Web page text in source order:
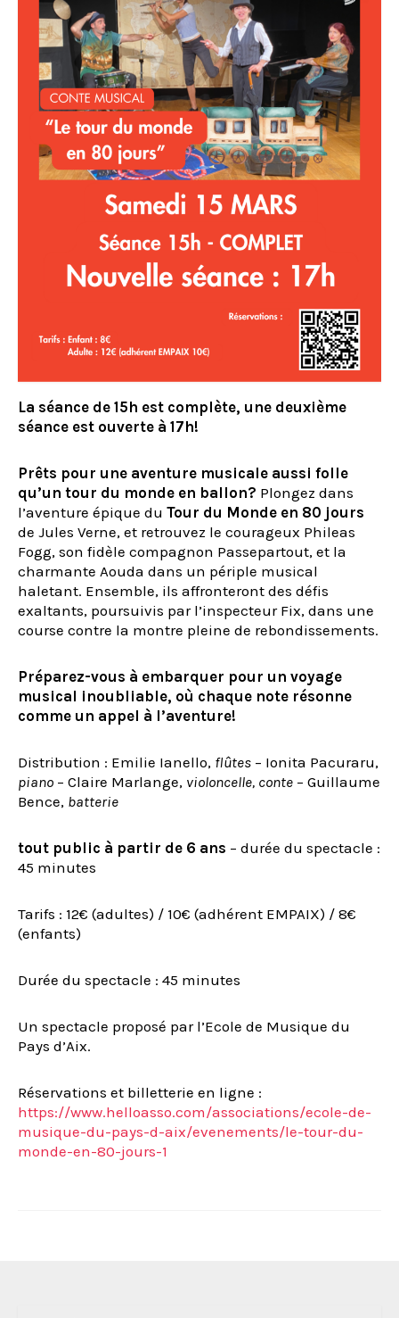
La séance de 15h est complète, une deuxième
séance est ouverte à 17h!
Prêts pour une aventure musicale aussi folle
qu’un tour du monde en ballon? Plongez dans
l’aventure épique du Tour du Monde en 80 jours
de Jules Verne, et retrouvez le courageux Phileas
Fogg, son fidèle compagnon Passepartout, et la
charmante Aouda dans un périple musical
haletant. Ensemble, ils affronteront des défis
exaltants, poursuivis par l’inspecteur Fix, dans une
course contre la montre pleine de rebondissements.
Préparez-vous à embarquer pour un voyage
musical inoubliable, où chaque note résonne
comme un appel à l’aventure!
Distribution : Emilie Ianello, flûtes – Ionita Pacuraru,
piano – Claire Marlange, violoncelle, conte – Guillaume
Bence, batterie
tout public à partir de 6 ans – durée du spectacle :
45 minutes
Tarifs : 12€ (adultes) / 10€ (adhérent EMPAIX) / 8€
(enfants)
Durée du spectacle : 45 minutes
Un spectacle proposé par l’Ecole de Musique du
Pays d’Aix.
Réservations et billetterie en ligne :
https://www.helloasso.com/associations/ecole-de-
musique-du-pays-d-aix/evenements/le-tour-du-
monde-en-80-jours-1